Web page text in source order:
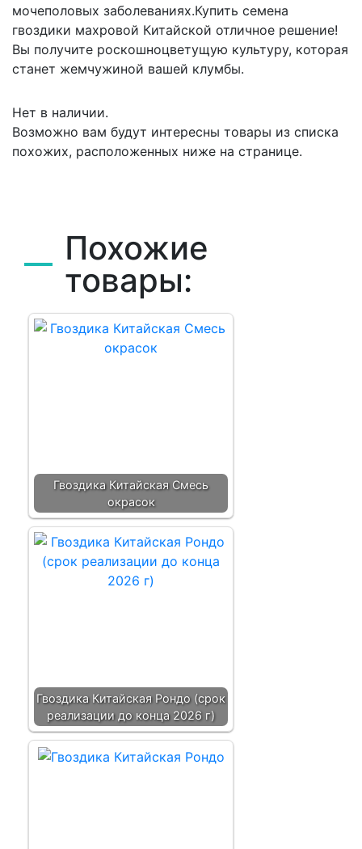
мочеполовых заболеваниях.Купить семена
гвоздики махровой Китайской отличное решение!
Вы получите роскошноцветущую культуру, которая
станет жемчужиной вашей клумбы.
Нет в наличии.
Возможно вам будут интересны товары из списка
похожих, расположенных ниже на странице.
Похожие
товары:
Гвоздика Китайская Смесь
окрасок
Гвоздика Китайская Рондо (срок
реализации до конца 2026 г)